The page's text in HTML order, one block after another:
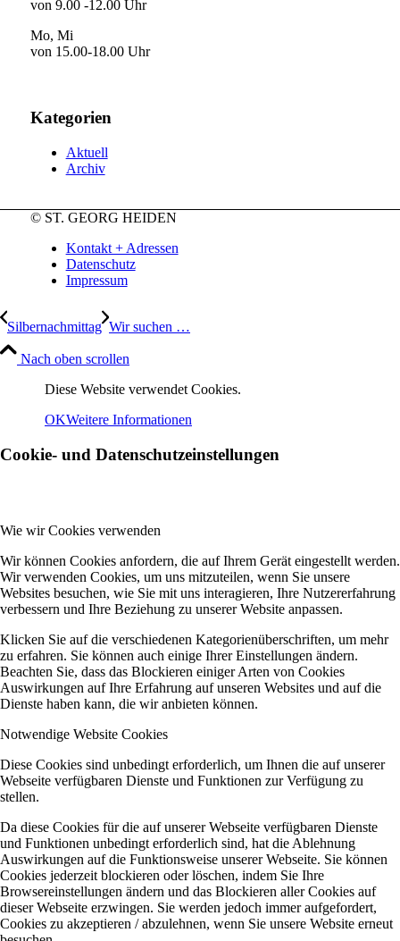
von 9.00 -12.00 Uhr
Mo, Mi
von 15.00-18.00 Uhr
Kategorien
Aktuell
Archiv
© ST. GEORG HEIDEN
Kontakt + Adressen
Datenschutz
Impressum
Silbernachmittag Wir suchen …
Nach oben scrollen
Diese Website verwendet Cookies.
OKWeitere Informationen
Cookie- und Datenschutzeinstellungen
Wie wir Cookies verwenden
Wir können Cookies anfordern, die auf Ihrem Gerät eingestellt werden.
Wir verwenden Cookies, um uns mitzuteilen, wenn Sie unsere
Websites besuchen, wie Sie mit uns interagieren, Ihre Nutzererfahrung
verbessern und Ihre Beziehung zu unserer Website anpassen.
Klicken Sie auf die verschiedenen Kategorienüberschriften, um mehr
zu erfahren. Sie können auch einige Ihrer Einstellungen ändern.
Beachten Sie, dass das Blockieren einiger Arten von Cookies
Auswirkungen auf Ihre Erfahrung auf unseren Websites und auf die
Dienste haben kann, die wir anbieten können.
Notwendige Website Cookies
Diese Cookies sind unbedingt erforderlich, um Ihnen die auf unserer
Webseite verfügbaren Dienste und Funktionen zur Verfügung zu
stellen.
Da diese Cookies für die auf unserer Webseite verfügbaren Dienste
und Funktionen unbedingt erforderlich sind, hat die Ablehnung
Auswirkungen auf die Funktionsweise unserer Webseite. Sie können
Cookies jederzeit blockieren oder löschen, indem Sie Ihre
Browsereinstellungen ändern und das Blockieren aller Cookies auf
dieser Webseite erzwingen. Sie werden jedoch immer aufgefordert,
Cookies zu akzeptieren / abzulehnen, wenn Sie unsere Website erneut